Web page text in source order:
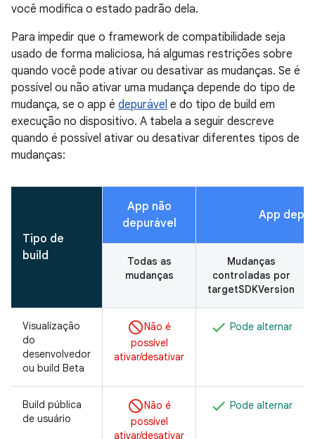
você modifica o estado padrão dela.
Para impedir que o framework de compatibilidade seja
usado de forma maliciosa, há algumas restrições sobre
quando você pode ativar ou desativar as mudanças. Se é
possível ou não ativar uma mudança depende do tipo de
mudança, se o app é depurável e do tipo de build em
execução no dispositivo. A tabela a seguir descreve
quando é possível ativar ou desativar diferentes tipos de
mudanças:
Tipo de
build
App não
depurável
App
Todas as
mudanças
Mudanças
controladas por
targetSDKVersion
Visualização
do
desenvolvedor
ou build Beta
Não é
possível
ativar/desativar
Pode alternar
Build pública
de usuário
Não é
possível
ativar/desativar
Pode alternar